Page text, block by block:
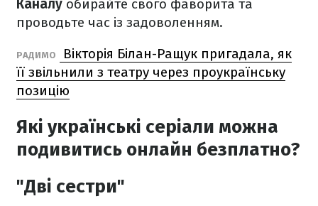
Каналу обирайте свого фаворита та
проводьте час із задоволенням.
РАДИМО
Вікторія Білан-Ращук пригадала, як
її звільнили з театру через проукраїнську
позицію
Які українські серіали можна
подивитись онлайн безплатно?
"Дві сестри"